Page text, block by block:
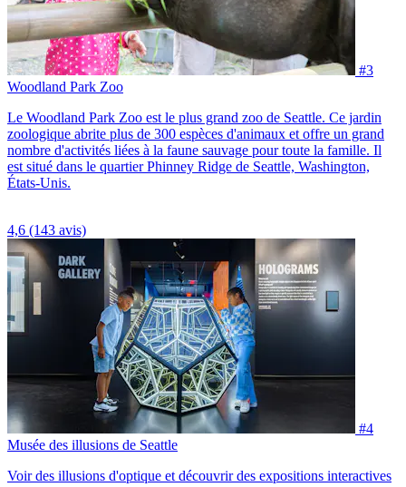
#3
Woodland Park Zoo
Le Woodland Park Zoo est le plus grand zoo de Seattle. Ce jardin
zoologique abrite plus de 300 espèces d'animaux et offre un grand
nombre d'activités liées à la faune sauvage pour toute la famille. Il
est situé dans le quartier Phinney Ridge de Seattle, Washington,
États-Unis.
4,6 (143 avis)
#4
Musée des illusions de Seattle
Voir des illusions d'optique et découvrir des expositions interactives